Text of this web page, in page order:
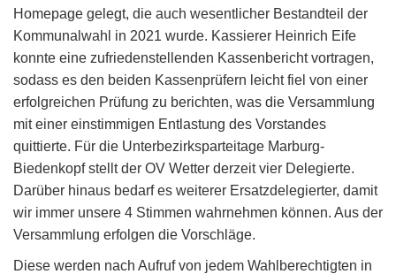
Homepage gelegt, die auch wesentlicher Bestandteil der
Kommunalwahl in 2021 wurde. Kassierer Heinrich Eife
konnte eine zufriedenstellenden Kassenbericht vortragen,
sodass es den beiden Kassenprüfern leicht fiel von einer
erfolgreichen Prüfung zu berichten, was die Versammlung
mit einer einstimmigen Entlastung des Vorstandes
quittierte. Für die Unterbezirksparteitage Marburg-
Biedenkopf stellt der OV Wetter derzeit vier Delegierte.
Darüber hinaus bedarf es weiterer Ersatzdelegierter, damit
wir immer unsere 4 Stimmen wahrnehmen können. Aus der
Versammlung erfolgen die Vorschläge.
Diese werden nach Aufruf von jedem Wahlberechtigten in